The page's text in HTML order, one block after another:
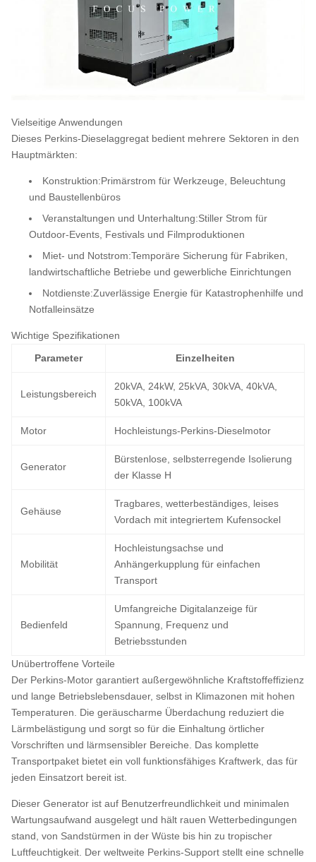
Vielseitige Anwendungen
Dieses Perkins-Dieselaggregat bedient mehrere Sektoren in den
Hauptmärkten:
Konstruktion:Primärstrom für Werkzeuge, Beleuchtung
und Baustellenbüros
Veranstaltungen und Unterhaltung:Stiller Strom für
Outdoor-Events, Festivals und Filmproduktionen
Miet- und Notstrom:Temporäre Sicherung für Fabriken,
landwirtschaftliche Betriebe und gewerbliche Einrichtungen
Notdienste:Zuverlässige Energie für Katastrophenhilfe und
Notfalleinsätze
Wichtige Spezifikationen
Parameter
Einzelheiten
Leistungsbereich
20kVA, 24kW, 25kVA, 30kVA, 40kVA,
50kVA, 100kVA
Motor Hochleistungs-Perkins-Dieselmotor
Generator
Bürstenlose, selbsterregende Isolierung
der Klasse H
Gehäuse
Tragbares, wetterbeständiges, leises
Vordach mit integriertem Kufensockel
Mobilität
Hochleistungsachse und
Anhängerkupplung für einfachen
Transport
Bedienfeld
Umfangreiche Digitalanzeige für
Spannung, Frequenz und
Betriebsstunden
Unübertroffene Vorteile
Der Perkins-Motor garantiert außergewöhnliche Kraftstoffeffizienz
und lange Betriebslebensdauer, selbst in Klimazonen mit hohen
Temperaturen. Die geräuscharme Überdachung reduziert die
Lärmbelästigung und sorgt so für die Einhaltung örtlicher
Vorschriften und lärmsensibler Bereiche. Das komplette
Transportpaket bietet ein voll funktionsfähiges Kraftwerk, das für
jeden Einsatzort bereit ist.
Dieser Generator ist auf Benutzerfreundlichkeit und minimalen
Wartungsaufwand ausgelegt und hält rauen Wetterbedingungen
stand, von Sandstürmen in der Wüste bis hin zu tropischer
Luftfeuchtigkeit. Der weltweite Perkins-Support stellt eine schnelle